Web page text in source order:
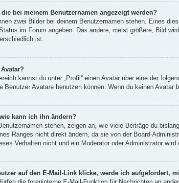
bei meinem Benutzernamen angezeigt werden?
zwei Bilder bei deinem Benutzernamen stehen. Eines
im Forum angeben. Das andere, meist größere, Bild
ist.
kannst du unter „Profil“ einen Avatar über eine der
Benutzer Avatare benutzen können. Wenn du keinen
kann ich ihn ändern?
stehen, zeigen an, wie viele Beiträge du
Ranges nicht direkt ändern, da sie von der Board-
Verhalten nicht und ein Moderator oder Administrator
auf den E-Mail-Link klicke, werde ich aufgefordert,